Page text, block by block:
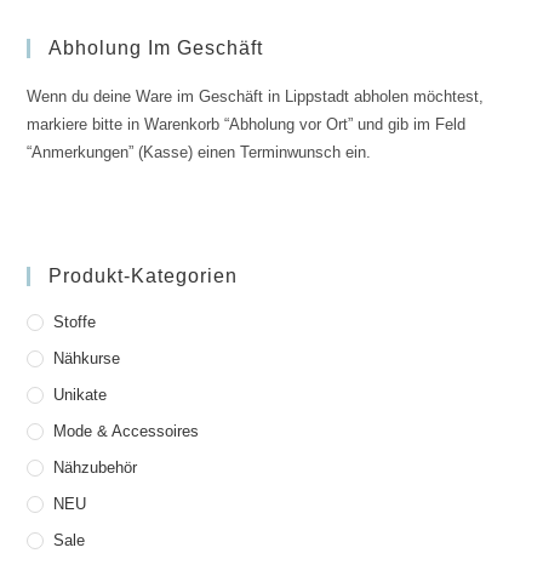
Abholung Im Geschäft
Wenn du deine Ware im Geschäft in Lippstadt abholen möchtest,
markiere bitte in Warenkorb “Abholung vor Ort” und gib im Feld
“Anmerkungen” (Kasse) einen Terminwunsch ein.
Produkt-Kategorien
Stoffe
Nähkurse
Unikate
Mode & Accessoires
Nähzubehör
NEU
Sale